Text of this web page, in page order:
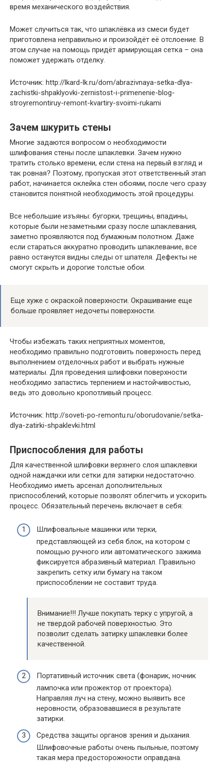
время механического воздействия.
Может случиться так, что шпаклёвка из смеси будет
приготовлена неправильно и произойдёт её отслоение. В
этом случае на помощь придёт армирующая сетка – она
поможет удержать отделку.
Источник: http://lkard-lk.ru/dom/abrazivnaya-setka-dlya-
zachistki-shpaklyovki-zernistost-i-primenenie-blog-
stroyremontiruy-remont-kvartiry-svoimi-rukami
Зачем шкурить стены
Многие задаются вопросом о необходимости
шлифования стены после шпаклевки. Зачем нужно
тратить столько времени, если стена на первый взгляд и
так ровная? Поэтому, пропуская этот ответственный этап
работ, начинается оклейка стен обоями, после чего сразу
становится понятной необходимость этой процедуры.
Все небольшие изъяны: бугорки, трещины, впадины,
которые были незаметными сразу после шпаклевания,
заметно проявляются под бумажным полотном. Даже
если стараться аккуратно проводить шпаклевание, все
равно останутся видны следы от шпателя. Дефекты не
смогут скрыть и дорогие толстые обои.
Еще хуже с окраской поверхности. Окрашивание еще
больше проявляет недочеты поверхности.
Чтобы избежать таких неприятных моментов,
необходимо правильно подготовить поверхность перед
выполнением отделочных работ и выбрать нужные
материалы. Для проведения шлифовки поверхности
необходимо запастись терпением и настойчивостью,
ведь это довольно кропотливый процесс.
Источник: http://soveti-po-remontu.ru/oborudovanie/setka-
dlya-zatirki-shpaklevki.html
Приспособления для работы
Для качественной шлифовки верхнего слоя шпаклевки
одной наждачки или сетки для затирки недостаточно.
Необходимо иметь арсенал дополнительных
приспособлений, которые позволят облегчить и ускорить
процесс. Обязательный перечень включает в себя:
Шлифовальные машинки или терки,
представляющей из себя блок, на котором с
помощью ручного или автоматического зажима
фиксируется абразивный материал. Правильно
закрепить сетку или бумагу на таком
приспособлении не составит труда.
Внимание!!! Лучше покупать терку с упругой, а
не твердой рабочей поверхностью. Это
позволит сделать затирку шпаклевки более
качественной.
Портативный источник света (фонарик, ночник
лампочка или прожектор от проектора).
Направляя луч на стену, можно выявить все
неровности, образовавшиеся в результате
затирки.
Средства защиты органов зрения и дыхания.
Шлифовочные работы очень пыльные, поэтому
такая мера предосторожности оправдана.